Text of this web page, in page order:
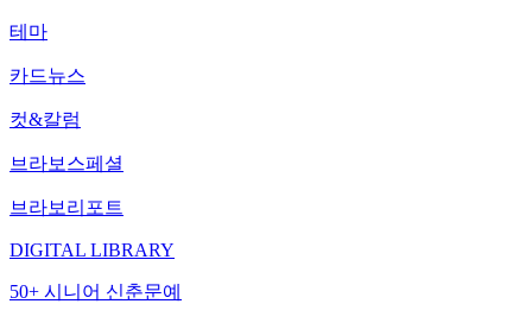
테마
카드뉴스
컷&칼럼
브라보스페셜
브라보리포트
DIGITAL LIBRARY
50+ 시니어 신춘문예